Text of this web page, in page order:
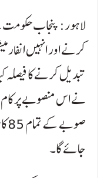
لاہور: پنجاب حکومت
کرنے اور انہیں
تبدیل کرنے کا فیصلہ
نے اس منصوبے پر
جائے گا۔